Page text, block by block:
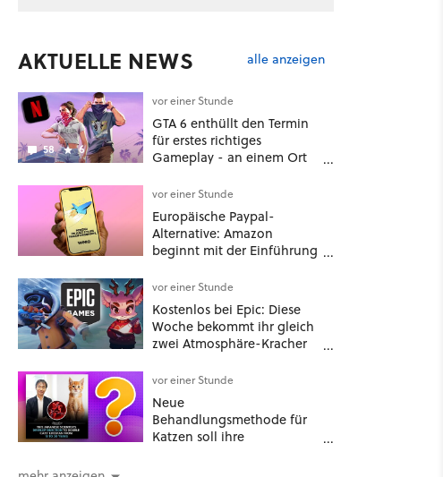
AKTUELLE NEWS alle anzeigen
58 6
vor einer Stunde
GTA 6 enthüllt den Termin
für erstes richtiges
Gameplay - an einem Ort
gerechnet hatte
vor einer Stunde
Europäische Paypal-
Alternative: Amazon
beginnt mit der Einführung
vor einer Stunde
Kostenlos bei Epic: Diese
Woche bekommt ihr gleich
zwei Atmosphäre-Kracher
vor einer Stunde
Neue
Behandlungsmethode für
Katzen soll ihre